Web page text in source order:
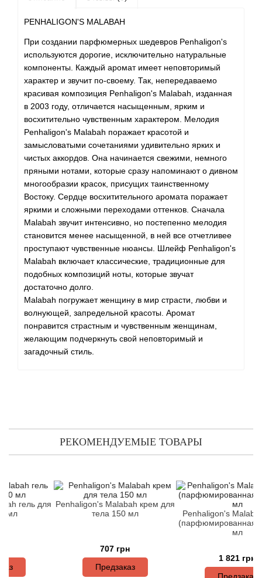
PENHALIGON'S MALABAH
При создании парфюмерных шедевров Penhaligon's
используются дорогие, исключительно натуральные
компоненты. Каждый аромат имеет неповторимый
характер и звучит по-своему. Так, непередаваемо
красивая композиция Penhaligon's Malabah, изданная
в 2003 году, отличается насыщенным, ярким и
восхитительно чувственным характером. Мелодия
Penhaligon's Malabah поражает красотой и
замысловатыми сочетаниями удивительно ярких и
чистых аккордов. Она начинается свежими, немного
пряными нотами, которые сразу напоминают о дивном
многообразии красок, присущих таинственному
Востоку. Сердце восхитительного аромата поражает
яркими и сложными переходами оттенков. Сначала
Malabah звучит интенсивно, но постепенно мелодия
становится менее насыщенной, в ней все отчетливее
проступают чувственные нюансы. Шлейф Penhaligon's
Malabah включает классические, традиционные для
подобных композиций ноты, которые звучат
достаточно долго.
Malabah погружает женщину в мир страсти, любви и
волнующей, запредельной красоты. Аромат
понравится страстным и чувственным женщинам,
желающим подчеркнуть свой неповторимый и
загадочный стиль.
РЕКОМЕНДУЕМЫЕ ТОВАРЫ
для
Penhaligon's Malabah крем для
тела 150 мл
707 грн
Предзаказ
Penhaligon's Malabah
(парфюмированная вода)
1 821 грн
Andre L'Arom
Angel Schlesser
Anima Mundi
Anna Sui
Annayake
Anne Fontaine
Annick Goutal
Antonia's Flowers
Antonio Banderas
Antonio Puig
Antonio Visconti
Armaf